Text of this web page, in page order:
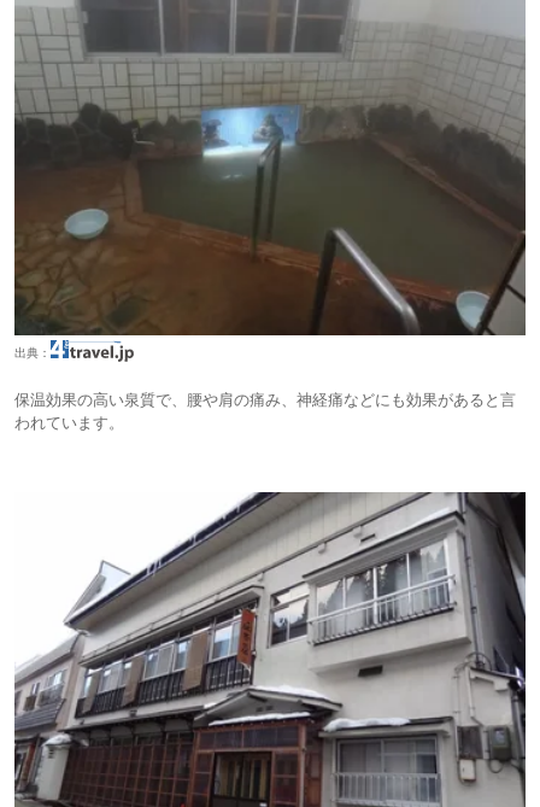
出典：
保温効果の高い泉質で、腰や肩の痛み、神経痛などにも効果があると言
われています。